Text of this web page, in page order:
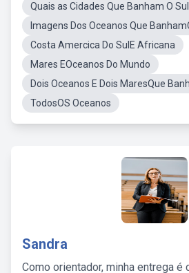
Quais as Cidades Que Banham O
Imagens Dos Oceanos Que
Costa Amercica Do SulE Africana
Mares EOceanos Do Mundo
Dois Oceanos E Dois MaresQue
TodosOS Oceanos
Sandra
Como orientador, minha entrega é